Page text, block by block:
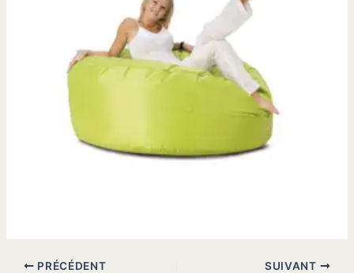
PRÉCÉDENT SUIVANT